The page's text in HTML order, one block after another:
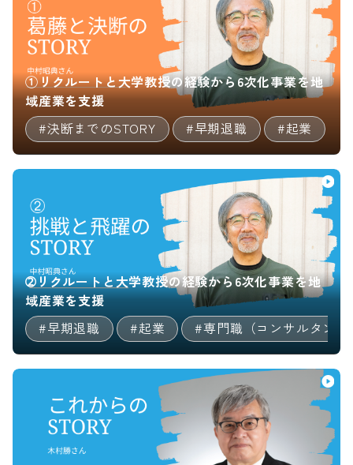
①リクルートと大学教授の経験から6次化事業を地
域産業を支援
#決断までのSTORY
#早期退職 #起業
➁リクルートと大学教授の経験から6次化事業を地
域産業を支援
#早期退職
#起業 #専門職（コンサルタント